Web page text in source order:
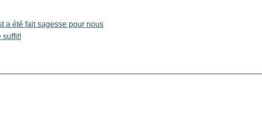
a été fait sagesse pour nous
suffit!